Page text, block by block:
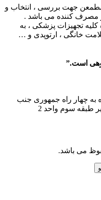
مطمعن جهت بررسی ، انتخاب و
مصرف کننده می باشد .
کلیه تجهیزات پزشکی ، به
خانگی ، ارتوپدی و …
است.”
به چهار راه جمهوری جنب
می باشد.